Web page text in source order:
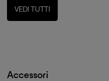
VEDI TUTTI
Accessori